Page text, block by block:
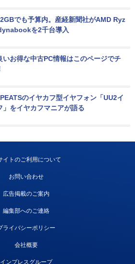
でも予算内。産経新聞社がAMD Ryz
を2千台導入
いお得な中古PC情報はこのページでチ
のイヤカフ型イヤフォン「UU2イ
」をイヤカフマニアが語る
イトのご利用について
お問い合わせ
広告掲載のご案内
編集部へのご連絡
ライバシーポリシー
会社概要
インプレスグループ